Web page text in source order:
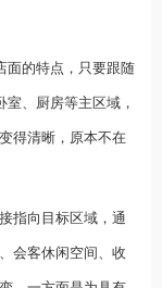
面的特点，只要跟随
、厨房等主区域，
得清晰，原本不在
指向目标区域，通
会客休闲空间、收